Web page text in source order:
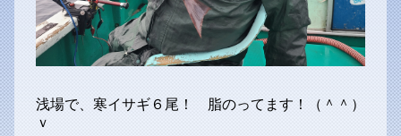
浅場で、寒イサギ６尾！ 脂のってます！（＾＾）
ｖ